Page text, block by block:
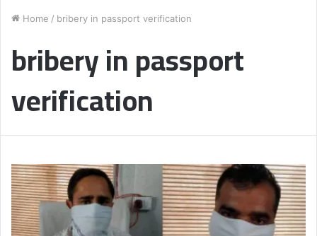
Home / bribery in passport verification
bribery in passport
verification